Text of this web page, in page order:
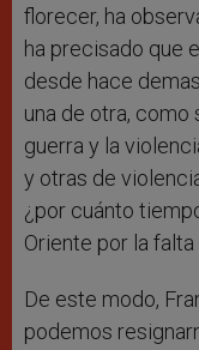
florecer, ha
ha precisado que
desde hace
una de otra, como
guerra y la
y otras de
¿por cuánto
Oriente por la falta
De este modo,
podemos